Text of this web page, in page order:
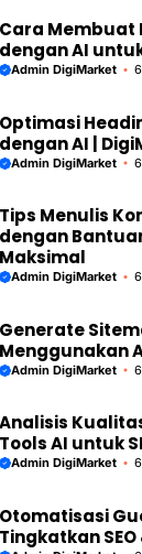
Generate
Menggunakan
Analisis
Tools AI untuk
Otomatisasi
Tingkatkan SEO
Admin DigiMarket